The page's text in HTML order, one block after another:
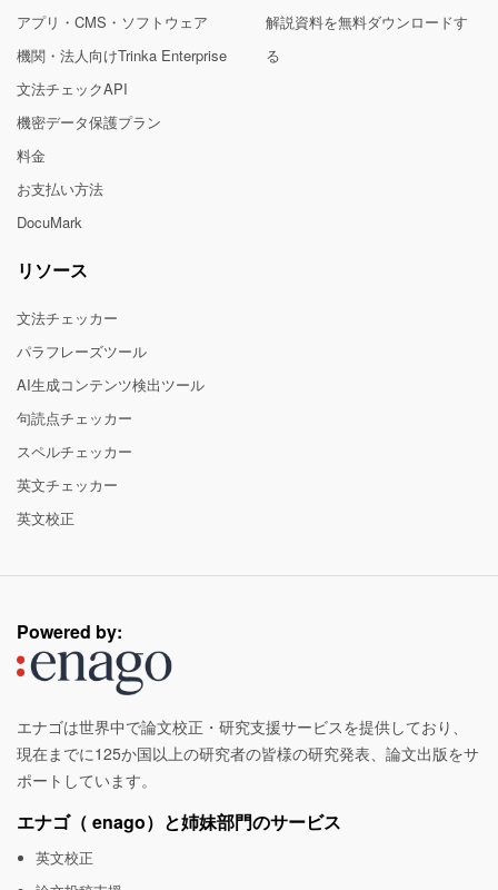
アプリ・CMS・ソフトウェア
機関・法人向けTrinka Enterprise
文法チェックAPI
機密データ保護プラン
料金
お支払い方法
DocuMark
解説資料を無料ダウンロードす
る
リソース
文法チェッカー
パラフレーズツール
AI生成コンテンツ検出ツール
句読点チェッカー
スペルチェッカー
英文チェッカー
英文校正
Powered by:
エナゴは世界中で論文校正・研究支援サービスを提供しており、
現在までに125か国以上の研究者の皆様の研究発表、論文出版をサ
ポートしています。
エナゴ（ enago）と姉妹部門のサービス
英文校正